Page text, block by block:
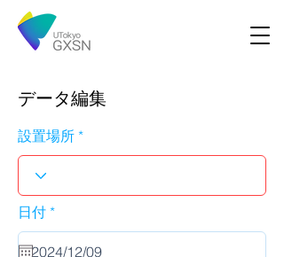
データ編集
設置場所
日付 *r
u